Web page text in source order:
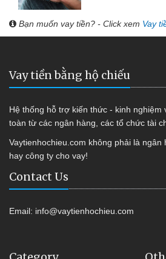
Bạn muốn vay tiền? - Click xem Vay
Vay tiền bằng hộ chiếu
Hệ thống hỗ trợ kiến thức - kinh nghiệm
toàn từ các ngân hàng, các tổ chức tài
Vaytienhochieu.com không phải là
hay công ty cho vay!
Contact Us
Email: info@vaytienhochieu.com